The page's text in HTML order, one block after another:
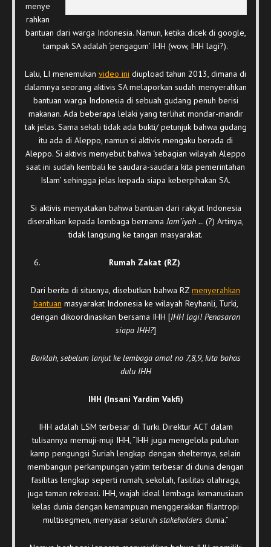
menye
rahkan
bantuan dari warga Indonesia. Namun, ketika dicek di google,
tampak SA adalah ‘pengagum’ IHH (wow, IHH lagi?).
Lalu, LI menemukan video ini diupload tahun 2013, dimana di
dalamnya seorang aktivis SA melaporkan sudah menyerahkan
bantuan warga Indonesia di sebuah gudang penuh berisi
makanan. Ada beberapa lelaki yang terlihat mondar-mandir
tak jelas. Sama sekali tidak ada bukti/ petunjuk bahwa gudang
itu ada di Aleppo, namun si aktivis mengaku berada di
Aleppo. Si aktivis menyebut bahwa ‘sebagian wilayah Aleppo
saat ini sudah kembali ke saudara-saudara kita pemerintahan
Islam’ sehingga jelas kepada siapa keberpihakan SA.
Si aktivis menyatakan bahwa bantuan dari rakyat Indonesia
diserahkan kepada lembaga bernamaJam’iyah ... (?) Artinya,
tidak langsung ke tangan masyarakat.
Rumah Zakat (RZ)
Dari berita di situsnya, disebutkan bahwa RZ menyerahkan
bantuan masyarakat Indonesia ke wilayah Reyhanli, Turki,
dengan dikoordinasikan bersama IHH [IHH lagi! Penasaran
siapa IHH?]
Baiklah, sebelum lanjut ke lembaga amal no 7,8,9, kita bahas
dulu IHH
IHH (Insani Yardim Vakfi)
IHH adalah LSM terbesar di Turki. Direktur ACT dalam
tulisannya memuji-muji IHH, “IHH juga mengelola puluhan
kamp pengungsi Suriah lengkap dengan shelternya, selain
membangun perkampungan yatim terbesar di dunia dengan
fasilitas lengkap seperti rumah, sekolah, fasilitas olahraga,
juga taman rekreasi. IHH, wajah ideal lembaga kemanusiaan
kelas dunia dengan kemampuan menggerakkan filantropi
multisegmen, menyasar seluruh stakeholdersdunia.”